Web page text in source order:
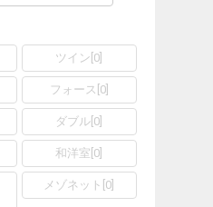
ツイン 0
フォース 0]
ダブル 0
和洋室 0
メゾネット 0